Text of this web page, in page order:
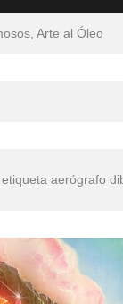
Arte al Óleo
del Dibujo A
de Hollywood
aerógrafo